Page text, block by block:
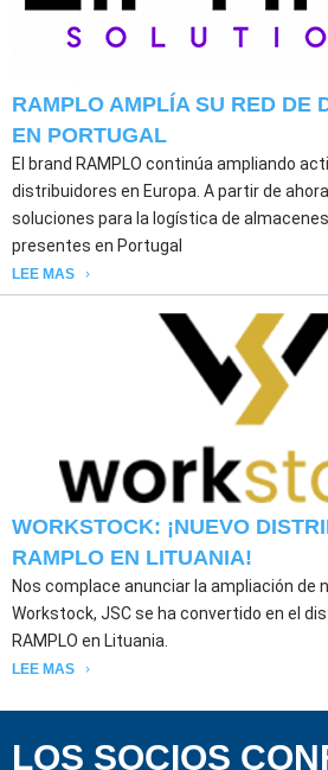
RAMPLO AMPLÍA SU RED DE
EN PORTUGAL
El brand RAMPLO continúa ampliando
distribuidores en Europa. A partir de
soluciones para la logística de
presentes en Portugal
LEE MAS
WORKSTOCK: ¡NUEVO
RAMPLO EN LITUANIA!
Nos complace anunciar la ampliación de
Workstock, JSC se ha convertido en el
RAMPLO en Lituania.
LEE MAS
LOS SOCIOS